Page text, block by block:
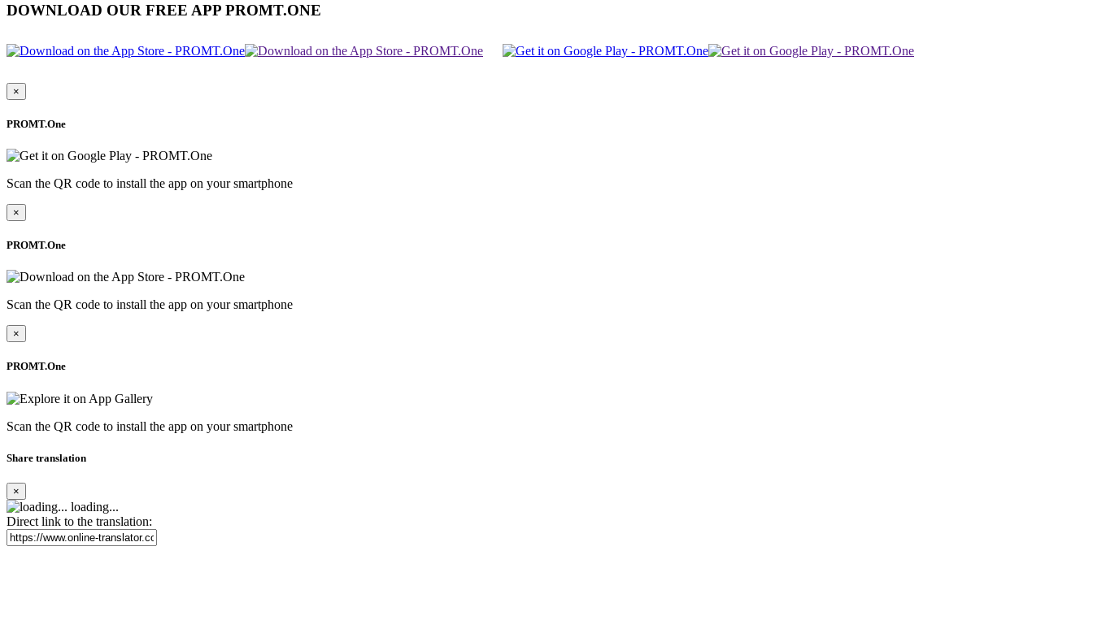
DOWNLOAD OUR FREE APP PROMT.ONE
×
PROMT.One
Scan the QR code to install the app on your smartphone
×
PROMT.One
Scan the QR code to install the app on your smartphone
×
PROMT.One
Scan the QR code to install the app on your smartphone
Share translation
×
loading...
Direct link to the translation: